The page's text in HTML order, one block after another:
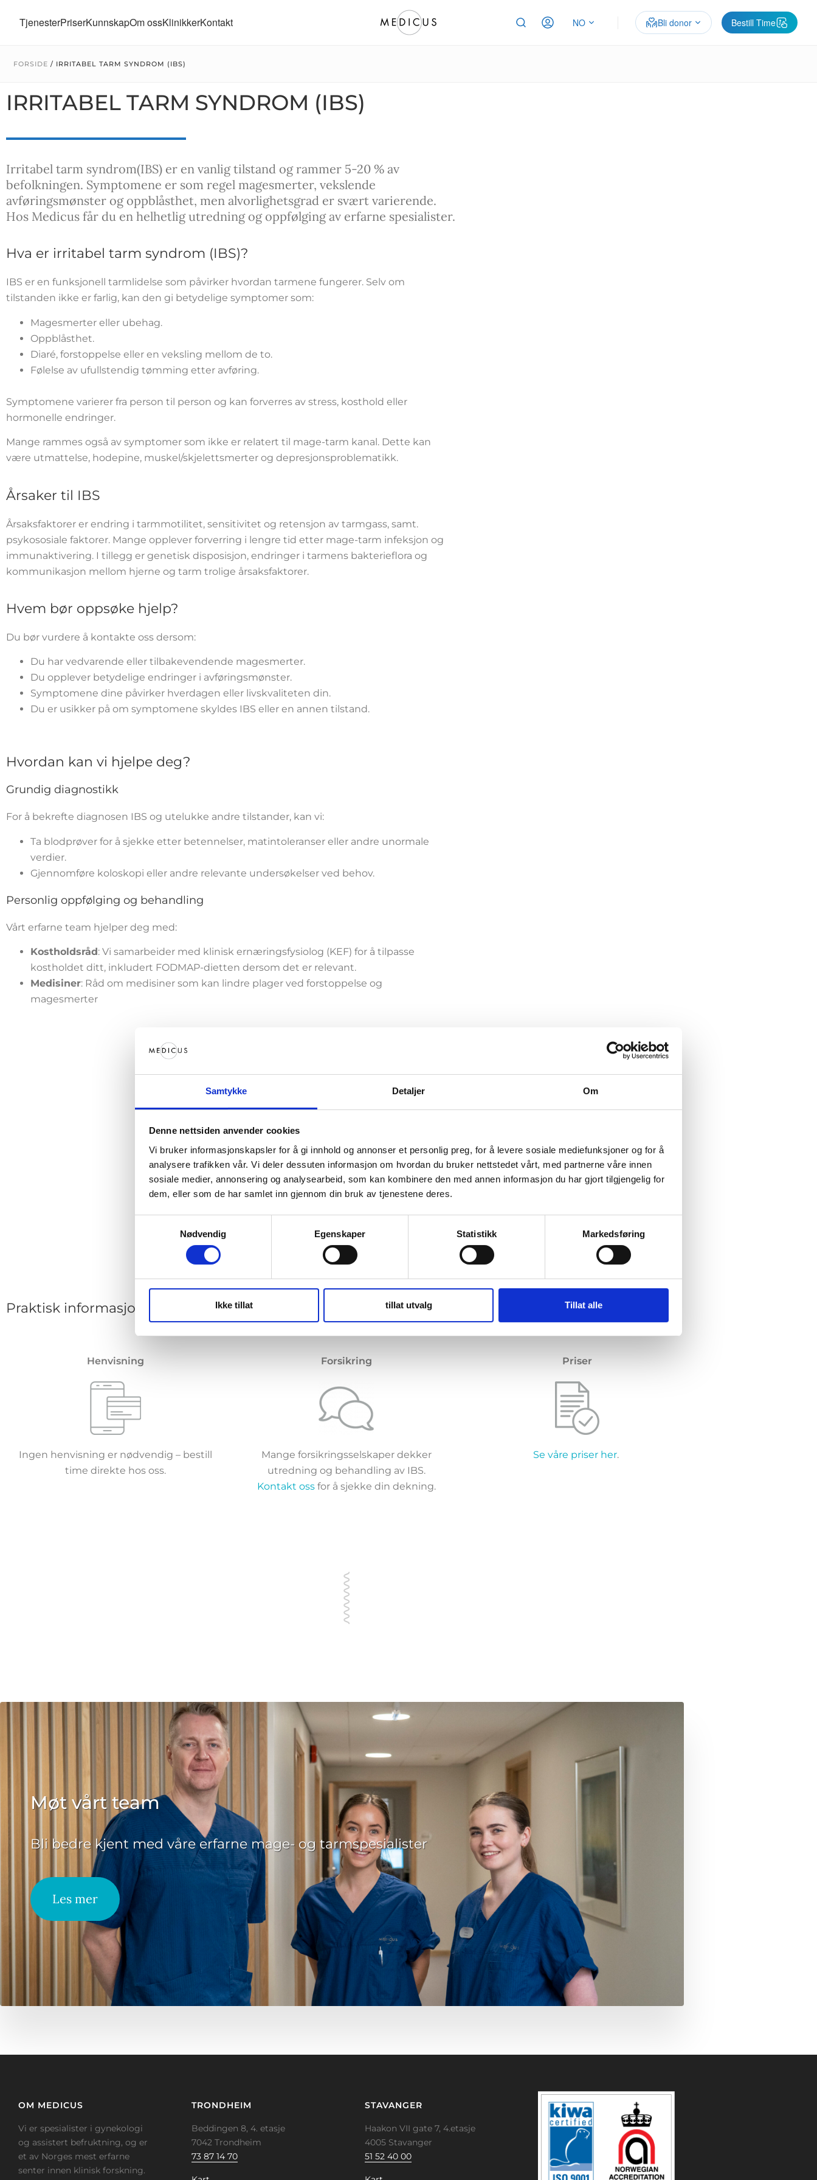
Samtykke Detaljer Om
Denne nettsiden anvender cookies
Vi bruker informasjonskapsler for å gi innhold og annonser et personlig preg, for å levere sosiale mediefunksjoner og for å
analysere trafikken vår. Vi deler dessuten informasjon om hvordan du bruker nettstedet vårt, med partnerne våre innen
sosiale medier, annonsering og analysearbeid, som kan kombinere den med annen informasjon du har gjort tilgjengelig for
dem, eller som de har samlet inn gjennom din bruk av tjenestene deres.
Nødvendig
Egenskaper Statistikk Markedsføring
Ikke tillat tillat utvalg Tillat alle
TjenesterPriserKunnskapOm ossKlinikkerKontakt NO Bli donor Bestill Time
FORSIDE / IRRITABEL TARM SYNDROM (IBS)
IRRITABEL TARM SYNDROM (IBS)
Irritabel tarm syndrom(IBS) er en vanlig tilstand og rammer 5-20 % av
befolkningen. Symptomene er som regel magesmerter, vekslende
avføringsmønster og oppblåsthet, men alvorlighetsgrad er svært varierende.
Hos Medicus får du en helhetlig utredning og oppfølging av erfarne spesialister.
Hva er irritabel tarm syndrom (IBS)?
IBS er en funksjonell tarmlidelse som påvirker hvordan tarmene fungerer. Selv om
tilstanden ikke er farlig, kan den gi betydelige symptomer som:
Magesmerter eller ubehag.
Oppblåsthet.
Diaré, forstoppelse eller en veksling mellom de to.
Følelse av ufullstendig tømming etter avføring.
Symptomene varierer fra person til person og kan forverres av stress, kosthold eller
hormonelle endringer.
Mange rammes også av symptomer som ikke er relatert til mage-tarm kanal. Dette kan
være utmattelse, hodepine, muskel/skjelettsmerter og depresjonsproblematikk.
Årsaker til IBS
Årsaksfaktorer er endring i tarmmotilitet, sensitivitet og retensjon av tarmgass, samt.
psykososiale faktorer. Mange opplever forverring i lengre tid etter mage-tarm infeksjon og
immunaktivering. I tillegg er genetisk disposisjon, endringer i tarmens bakterieflora og
kommunikasjon mellom hjerne og tarm trolige årsaksfaktorer.
Hvem bør oppsøke hjelp?
Du bør vurdere å kontakte oss dersom:
Du har vedvarende eller tilbakevendende magesmerter.
Du opplever betydelige endringer i avføringsmønster.
Symptomene dine påvirker hverdagen eller livskvaliteten din.
Du er usikker på om symptomene skyldes IBS eller en annen tilstand.
Hvordan kan vi hjelpe deg?
Grundig diagnostikk
For å bekrefte diagnosen IBS og utelukke andre tilstander, kan vi:
Ta blodprøver for å sjekke etter betennelser, matintoleranser eller andre unormale
verdier.
Gjennomføre koloskopi eller andre relevante undersøkelser ved behov.
Personlig oppfølging og behandling
Vårt erfarne team hjelper deg med:
Kostholdsråd: Vi samarbeider med klinisk ernæringsfysiolog (KEF) for å tilpasse
kostholdet ditt, inkludert FODMAP-dietten dersom det er relevant.
Medisiner: Råd om medisiner som kan lindre plager ved forstoppelse og
magesmerter
Praktisk informasjon
Henvisning
Ingen henvisning er nødvendig – bestill
time direkte hos oss.
Forsikring
Mange forsikringsselskaper dekker
utredning og behandling av IBS.
Kontakt ossfor å sjekke din dekning.
Priser
Se våre priser her.
Møt vårt team
Bli bedre kjent med våre erfarne mage- og tarmspesialister
Les mer
OM MEDICUS
Vi er spesialister i gynekologi
og assistert befruktning, og er
et av Norges mest erfarne
senter innen klinisk forskning.
TRONDHEIM
Beddingen 8, 4. etasje
7042 Trondheim
73 87 14 70
STAVANGER
Haakon VII gate 7, 4.etasje
4005 Stavanger
51 52 40 00